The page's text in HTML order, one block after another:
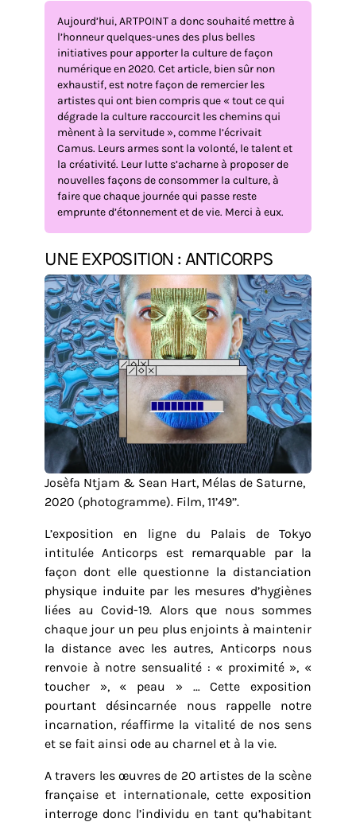
Aujourd’hui, ARTPOINT a donc souhaité mettre à
l’honneur quelques-unes des plus belles
initiatives pour apporter la culture de façon
numérique en 2020. Cet article, bien sûr non
exhaustif, est notre façon de remercier les
artistes qui ont bien compris que « tout ce qui
dégrade la culture raccourcit les chemins qui
mènent à la servitude », comme l’écrivait
Camus. Leurs armes sont la volonté, le talent et
la créativité. Leur lutte s’acharne à proposer de
nouvelles façons de consommer la culture, à
faire que chaque journée qui passe reste
emprunte d’étonnement et de vie. Merci à eux.
UNE EXPOSITION : ANTICORPS
Josèfa Ntjam & Sean Hart, Mélas de Saturne,
2020 (photogramme). Film, 11’49’’.
L’exposition en ligne du Palais de Tokyo
intitulée Anticorps est remarquable par la
façon dont elle questionne la distanciation
physique induite par les mesures d’hygiènes
liées au Covid-19. Alors que nous sommes
chaque jour un peu plus enjoints à maintenir
la distance avec les autres, Anticorps nous
renvoie à notre sensualité : « proximité », «
toucher », « peau » … Cette exposition
pourtant désincarnée nous rappelle notre
incarnation, réaffirme la vitalité de nos sens
et se fait ainsi ode au charnel et à la vie.
A travers les œuvres de 20 artistes de la scène
française et internationale, cette exposition
interroge donc l’individu en tant qu’habitant